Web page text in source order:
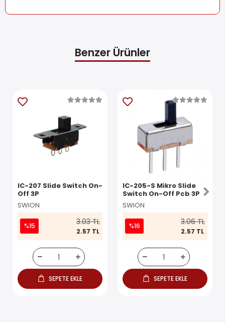
Benzer Ürünler
IC-207 Slide Switch On-
Off 3P
SWION
%15 3.03 TL
2.57 TL
SEPETE EKLE
IC-205-S Mikro Slide
Switch On-Off Pcb 3P
SWION
%16 3.06 TL
2.57 TL
SEPETE EKLE